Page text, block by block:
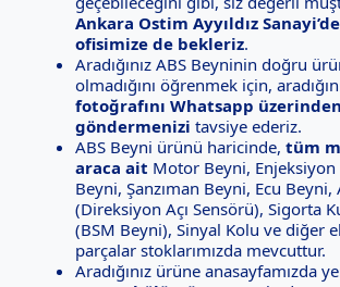
Ankara Ostim Ayyıldız
ofisimize de bekleriz.
Aradığınız ABS Beyninin doğru
olmadığını öğrenmek için,
fotoğrafını Whatsapp
göndermenizi tavsiye ederiz.
ABS Beyni ürünü haricinde, tüm
araca ait Motor Beyni,
Beyni, Şanzıman Beyni, Ecu Beyni,
(Direksiyon Açı Sensörü), Sigorta
(BSM Beyni), Sinyal Kolu ve diğer
parçalar stoklarımızda mevcuttur.
Aradığınız ürüne anasayfamızda